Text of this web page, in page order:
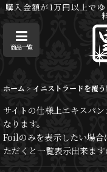
購入金額が1万円以上で
商品一覧
ホーム > イニストラードを覆
サイトの仕様上エキスパ
なります。
Foilのみを表示したい場
ただくと一覧表示出来ま